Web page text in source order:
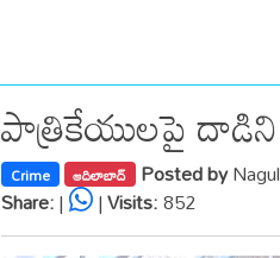
పాత్రికేయులపై దాడిని
Crime ఆదిలాబాద్ Posted by
Share:| |Visits:852